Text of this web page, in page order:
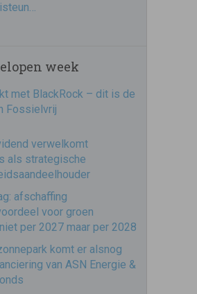
week
met BlackRock – dit is de
Fossielvrij
verwelkomt
als strategische
afschaffing
voor groen
per 2027 maar per 2028
komt er alsnog
van ASN Energie &